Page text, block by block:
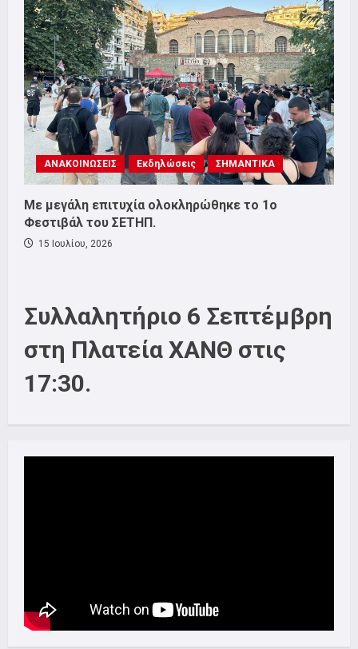
ΑΝΑΚΟΙΝΩΣΕΙΣ Εκδηλώσεις ΣΗΜΑΝΤΙΚΑ
Με μεγάλη επιτυχία ολοκληρώθηκε το 1ο
Φεστιβάλ του ΣΕΤΗΠ.
15 Ιουλίου, 2026
Συλλαλητήριο 6 Σεπτέμβρη
στη Πλατεία ΧΑΝΘ στις
17:30.